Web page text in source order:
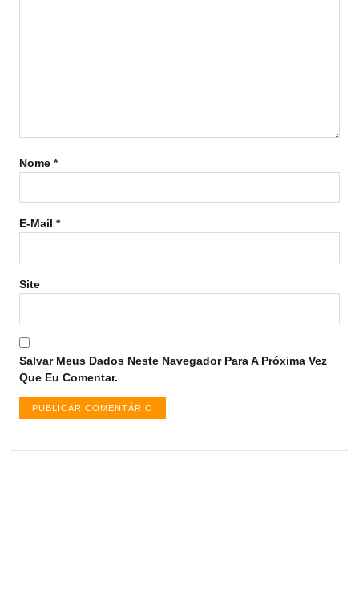
Nome *
E-Mail *
Site
Salvar Meus Dados Neste Navegador Para A Próxima Vez
Que Eu Comentar.